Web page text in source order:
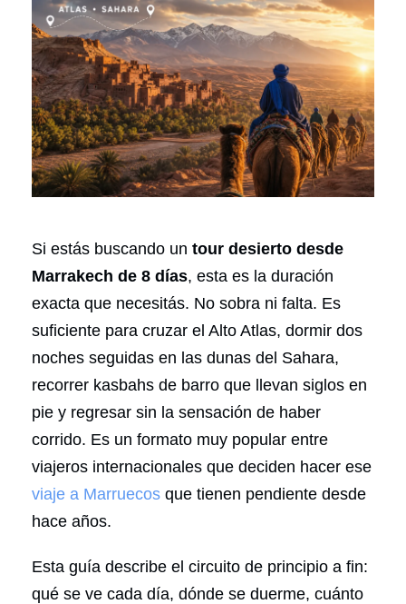
Si estás buscando un tour desierto desde
Marrakech de 8 días, esta es la duración
exacta que necesitás. No sobra ni falta. Es
suficiente para cruzar el Alto Atlas, dormir dos
noches seguidas en las dunas del Sahara,
recorrer kasbahs de barro que llevan siglos en
pie y regresar sin la sensación de haber
corrido. Es un formato muy popular entre
viajeros internacionales que deciden hacer ese
viaje a Marruecos que tienen pendiente desde
hace años.
Esta guía describe el circuito de principio a fin:
qué se ve cada día, dónde se duerme, cuánto